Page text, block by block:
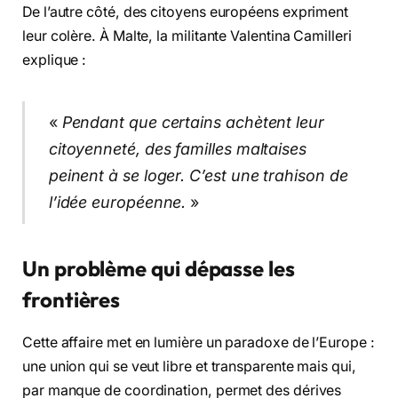
De l’autre côté, des citoyens européens expriment
leur colère. À Malte, la militante Valentina Camilleri
explique :
« Pendant que certains achètent leur
citoyenneté, des familles maltaises
peinent à se loger. C’est une trahison de
l’idée européenne. »
Un problème qui dépasse les
frontières
Cette affaire met en lumière un paradoxe de l’Europe :
une union qui se veut libre et transparente mais qui,
par manque de coordination, permet des dérives